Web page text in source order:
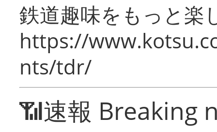
鉄道趣味をもっと楽
https://
nts/tdr/
📶速報 Breaking